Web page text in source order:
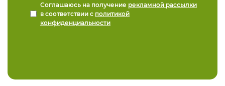
Соглашаюсь на получение рекламной рассылки
в соответствии с политикой
конфиденциальности